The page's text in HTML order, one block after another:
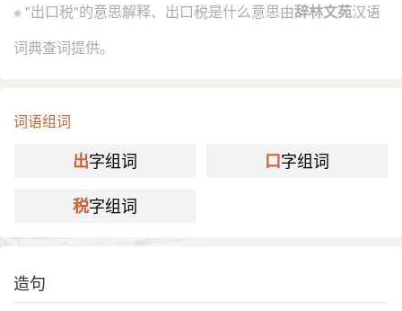
分字解释
※ "出口税"的意思解释、出口税是什么意思由辞林文苑汉语
词典查词提供。
词语组词
出字组词 口字组词
税字组词
造句